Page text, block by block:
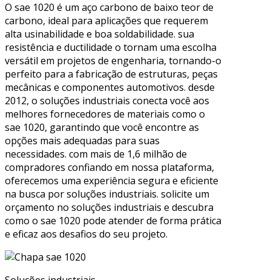
O sae 1020 é um aço carbono de baixo teor de
carbono, ideal para aplicações que requerem
alta usinabilidade e boa soldabilidade. sua
resistência e ductilidade o tornam uma escolha
versátil em projetos de engenharia, tornando-o
perfeito para a fabricação de estruturas, peças
mecânicas e componentes automotivos. desde
2012, o soluções industriais conecta você aos
melhores fornecedores de materiais como o
sae 1020, garantindo que você encontre as
opções mais adequadas para suas
necessidades. com mais de 1,6 milhão de
compradores confiando em nossa plataforma,
oferecemos uma experiência segura e eficiente
na busca por soluções industriais. solicite um
orçamento no soluções industriais e descubra
como o sae 1020 pode atender de forma prática
e eficaz aos desafios do seu projeto.